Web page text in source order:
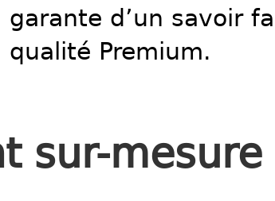
garante d’un savoir
qualité Premium.
sur-mesure